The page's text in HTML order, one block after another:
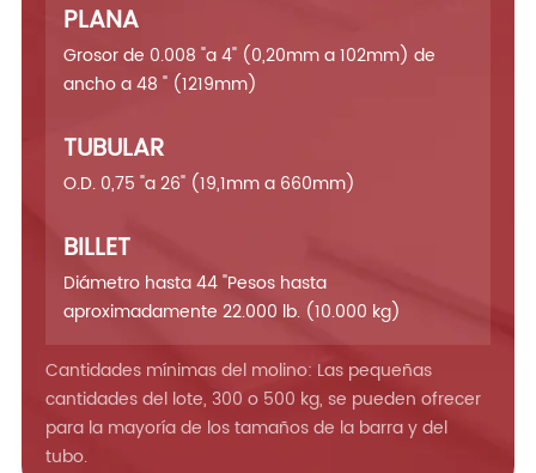
PLANA
Grosor de 0.008 "a 4" (0,20mm a 102mm) de
ancho a 48 " (1219mm)
TUBULAR
O.D. 0,75 "a 26" (19,1mm a 660mm)
BILLET
Diámetro hasta 44 "Pesos hasta
aproximadamente 22.000 lb. (10.000 kg)
Cantidades mínimas del molino: Las pequeñas
cantidades del lote, 300 o 500 kg, se pueden ofrecer
para la mayoría de los tamaños de la barra y del
tubo.